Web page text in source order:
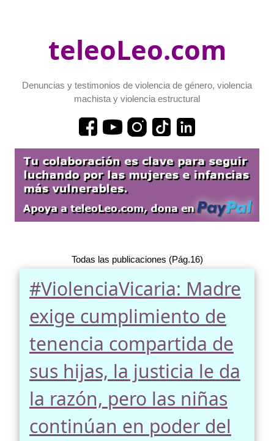
teleoLeo.com
Denuncias y testimonios de violencia de género, violencia
machista y violencia estructural
Todas las publicaciones (Pág.16)
#ViolenciaVicaria: Madre
exige cumplimiento de
tenencia compartida de
sus hijas, la justicia le da
la razón, pero las niñas
continúan en poder del